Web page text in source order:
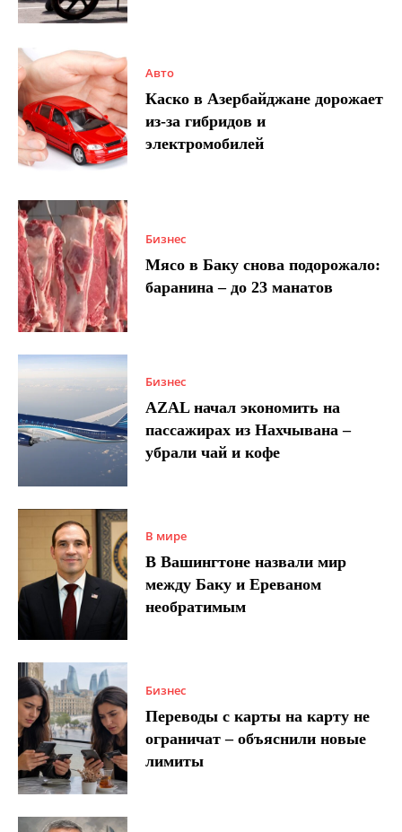
Авто
Каско в Азербайджане дорожает
из-за гибридов и
электромобилей
Бизнес
Мясо в Баку снова подорожало:
баранина – до 23 манатов
Бизнес
AZAL начал экономить на
пассажирах из Нахчывана –
убрали чай и кофе
В мире
В Вашингтоне назвали мир
между Баку и Ереваном
необратимым
Бизнес
Переводы с карты на карту не
ограничат – объяснили новые
лимиты